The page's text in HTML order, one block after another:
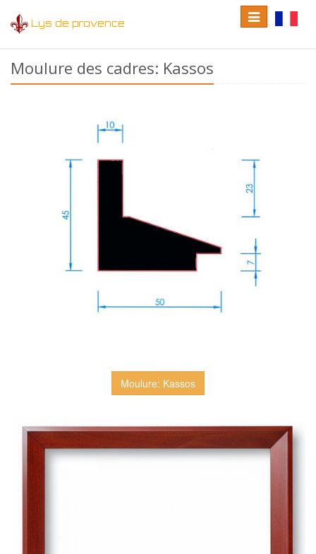
Lys de provence
language
Toggle
navigation
Moulure des cadres: Kassos
Moulure: Kassos